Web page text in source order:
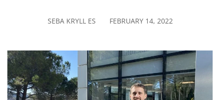
SEBA KRYLL ES FEBRUARY 14, 2022